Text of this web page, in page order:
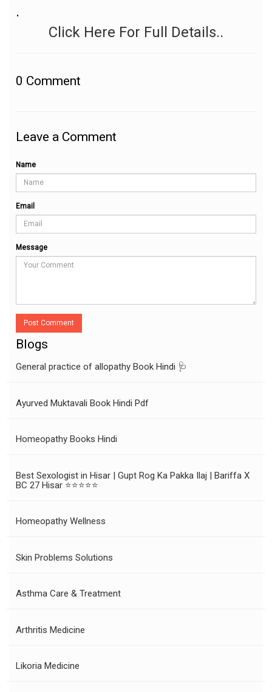
.
Click Here For Full Details..
0 Comment
Leave a Comment
Name
Email
Message
Post Comment
Blogs
General practice of allopathy Book Hindi 🩺
Ayurved Muktavali Book Hindi Pdf
Homeopathy Books Hindi
Best Sexologist in Hisar | Gupt Rog Ka Pakka Ilaj | Bariffa X
BC 27 Hisar ⭐⭐⭐⭐⭐
Homeopathy Wellness
Skin Problems Solutions
Asthma Care & Treatment
Arthritis Medicine
Likoria Medicine